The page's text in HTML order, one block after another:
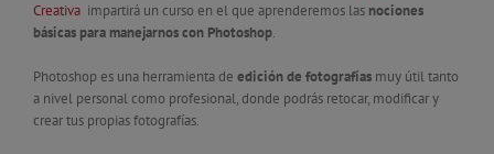
Creativa impartirá un curso en el que aprenderemos las nociones
básicas para manejarnos con Photoshop.
Photoshop es una herramienta de edición de fotografías muy útil tanto
a nivel personal como profesional, donde podrás retocar, modificar y
crear tus propias fotografías.